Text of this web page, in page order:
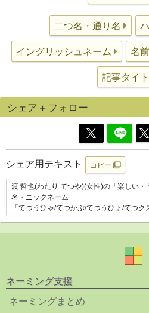
二つ名・通り名
イングリッシュネーム 名
記事タイ
シェア＋フォロー
シェア用テキスト コピー
ネーミング支援
ネーミングまとめ